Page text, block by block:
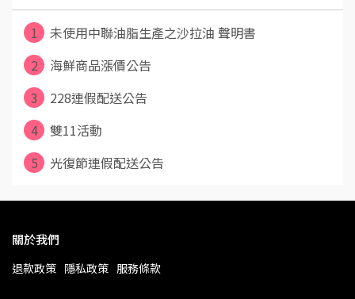
1
未使用中聯油脂生產之沙拉油 聲明書
2
海鮮商品漲價公告
3
228連假配送公告
4
雙11活動
5
光復節連假配送公告
關於我們
退款政策 隱私政策 服務條款